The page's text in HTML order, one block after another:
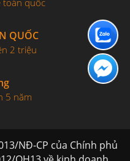
QUỐC
2 triệu
5 năm
NĐ-CP của Chính phủ